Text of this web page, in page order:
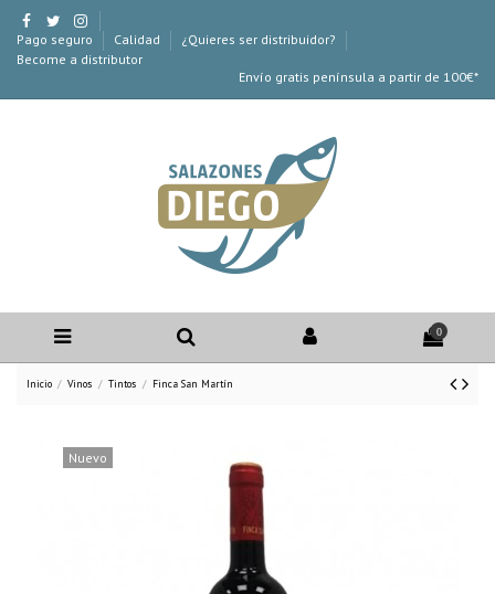
Pago seguro Calidad
¿Quieres ser distribuidor?
Become a distributor
Envío gratis península a partir de 100€*
0
Inicio Vinos Tintos Finca San Martín
Nuevo